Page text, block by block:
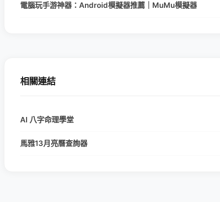
電腦玩手游神器：Android模擬器推薦｜MuMu模擬器
相關連結
AI 八字命理學堂
馬雅13月亮曆查詢器